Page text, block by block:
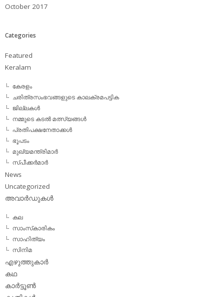
October 2017
Categories
Featured
Keralam
കേരളം
ചരിത്രസംഭവങ്ങളുടെ കാലക്രമപട്ടിക
ജില്ലകള്‍
നമ്മുടെ കടല്‍ മത്സ്യങ്ങള്‍
പ്രതിപക്ഷനേതാക്കള്‍
ഭൂപടം
മുഖ്യമന്ത്രിമാര്‍
സ്പീക്കര്‍മാര്‍
News
Uncategorized
അവാര്‍ഡുകള്‍
കല
സാംസ്‌കാരികം
സാഹിത്യം
സിനിമ
എഴുത്തുകാര്‍
കഥ
കാര്‍ട്ടൂണ്‍